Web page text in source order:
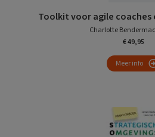
Toolkit voor agile coaches
Charlotte
€ 49,95
Meer info